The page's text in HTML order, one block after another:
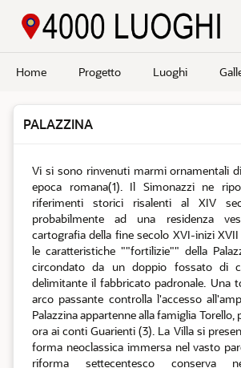
Home Progetto Luoghi
PALAZZINA
Vi si sono rinvenuti marmi ornamentali
epoca romana(1). Il Simonazzi ne
riferimenti storici risalenti al XIV
probabilmente ad una residenza
cartografia della fine secolo XVI-inizi
le caratteristiche ""fortilizie"" della
circondato da un doppio fossato di
delimitante il fabbricato padronale. Una
arco passante controlla l'accesso
Palazzina appartenne alla famiglia Torello,
ora ai conti Guarienti (3). La Villa si
forma neoclassica immersa nel vasto
riforma settecentesco conserva